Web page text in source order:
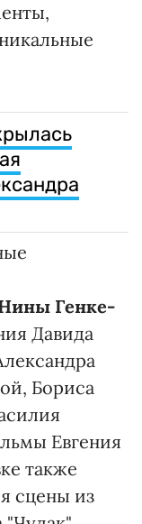
Генке-
Давида
Бориса
Евгения
также
сцены из